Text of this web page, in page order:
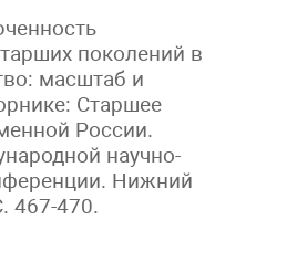
поколений в
масштаб и
Старшее
России.
научно-
Нижний
467-470.